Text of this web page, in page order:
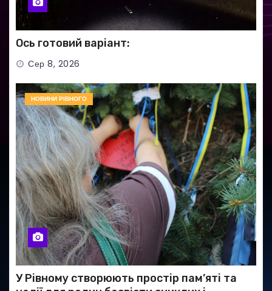
Ось готовий варіант:
Сер 8, 2026
НОВИНИ РІВНОГО
У Рівному створюють простір пам’яті та